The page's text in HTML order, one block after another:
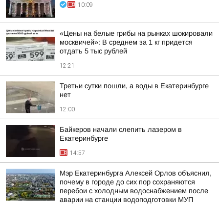
10:09
«Цены на белые грибы на рынках шокировали
москвичей»: В среднем за 1 кг придется
отдать 5 тыс рублей
12:21
Третьи сутки пошли, а воды в Екатеринбурге
нет
12:00
Байкеров начали слепить лазером в
Екатеринбурге
14:57
Мэр Екатеринбурга Алексей Орлов объяснил,
почему в городе до сих пор сохраняются
перебои с холодным водоснабжением после
аварии на станции водоподготовки МУП